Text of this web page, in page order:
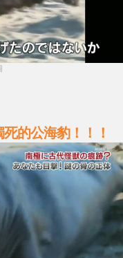
的公海豹！！！